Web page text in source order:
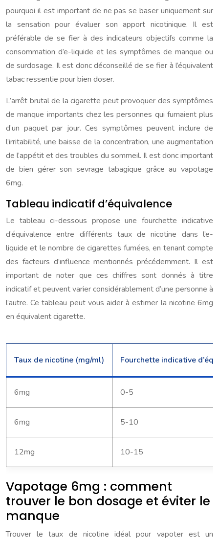
pourquoi il est important de ne pas se baser uniquement sur
la sensation pour évaluer son apport nicotinique. Il est
préférable de se fier à des indicateurs objectifs comme la
consommation d’e-liquide et les symptômes de manque ou
de surdosage. Il est donc déconseillé de se fier à l’équivalent
tabac ressentie pour bien doser.
L’arrêt brutal de la cigarette peut provoquer des symptômes
de manque importants chez les personnes qui fumaient plus
d’un paquet par jour. Ces symptômes peuvent inclure de
l’irritabilité, une baisse de la concentration, une augmentation
de l’appétit et des troubles du sommeil. Il est donc important
de bien gérer son sevrage tabagique grâce au vapotage
6mg.
Tableau indicatif d’équivalence
Le tableau ci-dessous propose une fourchette indicative
d’équivalence entre différents taux de nicotine dans l’e-
liquide et le nombre de cigarettes fumées, en tenant compte
des facteurs d’influence mentionnés précédemment. Il est
important de noter que ces chiffres sont donnés à titre
indicatif et peuvent varier considérablement d’une personne à
l’autre. Ce tableau peut vous aider à estimer la nicotine 6mg
en équivalent cigarette.
Taux de nicotine (mg/ml) Fourchette indicative
6mg 0-5
6mg 5-10
12mg 10-15
Vapotage 6mg : comment
trouver le bon dosage et éviter le
manque
Trouver le taux de nicotine idéal pour vapoter est un